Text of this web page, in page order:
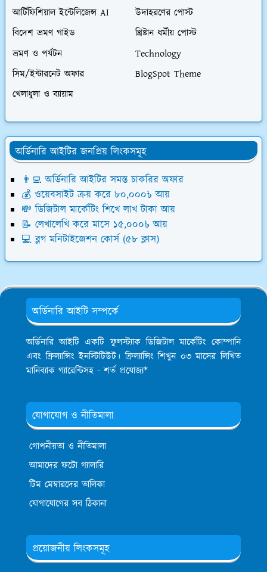
আর্টিফিশিয়াল ইন্টেলিজেন্স AI
উদাহরণের পোস্ট
বিদেশ ভ্রমণ গাইড
খ্রিষ্টান ধর্মীয় পোস্ট
ভ্রমণ ও পর্যটন
Technology
সিম/ইন্টারনেট অফার
BlogSpot Theme
খেলাধুলা ও ব্যায়াম
অর্ডিনারি আইটির জনপ্রিয় লিংকসমূহ
👨‍💻 অর্ডিনারি আইটির সমস্ত চাকরির অফার
💰 ওয়েবসাইট ক্রয় করে ৮০,০০০৳ আয়
💸 ডিজিটাল মার্কেটিং শিখে লাখ টাকা আয়
📝 লেখালেখি করে মাসে ১৫,০০০৳ আয়
💻 ব্লগ মনিটাইজেশন কোর্স (৫৮ ক্লাস)
অর্ডিনারি আইটি সম্পর্কে
অর্ডিনারি আইটি একটি ফুলস্ট্যাক ডিজিটাল মার্কেটিং কোম্পানি
এবং ফ্রিল্যান্সিং ইনস্টিটিউট। ফ্রিল্যান্সিং শিখুন ০৩ মাসের লিখিত
মানিব্যাক গ্যারেন্টিসহ - শর্ত প্রযোজ্য*
যোগাযোগ ও নীতিমালা
গোপনীয়তা ও নীতিমালা
আমাদের ফটো গ্যালারি
টিম মেম্বারদের তালিকা
যোগাযোগের সব ঠিকানা
প্রয়োজনীয় লিংকসমূহ